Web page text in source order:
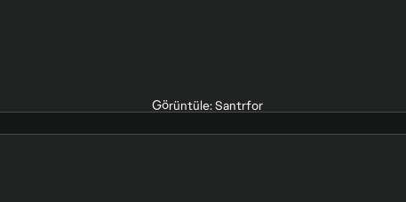
Görüntüle: Santrfor